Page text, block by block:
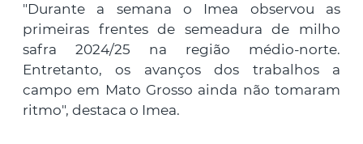
"Durante a semana o Imea observou as
primeiras frentes de semeadura de milho
safra 2024/25 na região médio-norte.
Entretanto, os avanços dos trabalhos a
campo em Mato Grosso ainda não tomaram
ritmo", destaca o Imea.